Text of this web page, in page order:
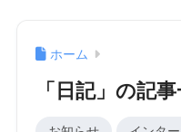
ホーム
「日記」の記